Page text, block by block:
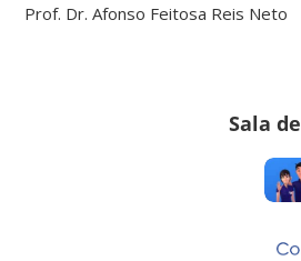
Prof. Dr. Afonso Feitosa Reis Neto
Sala